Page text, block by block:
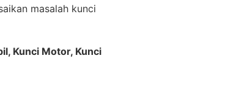
masalah kunci
Kunci Motor, Kunci